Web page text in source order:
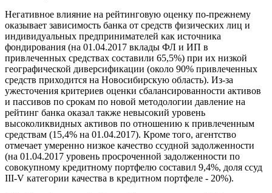
Негативное влияние на рейтинговую оценку по-прежнему
оказывает зависимость банка от средств физических лиц и
индивидуальных предпринимателей как источника
фондирования (на 01.04.2017 вклады ФЛ и ИП в
привлеченных средствах составили 65,5%) при их низкой
географической диверсификации (около 90% привлеченных
средств приходится на Новосибирскую область). Из-за
ужесточения критериев оценки сбалансированности активов
и пассивов по срокам по новой методологии давление на
рейтинг банка оказал также невысокий уровень
высоколиквидных активов по отношению к привлеченным
средствам (15,4% на 01.04.2017). Кроме того, агентство
отмечает умеренно низкое качество ссудной задолженности
(на 01.04.2017 уровень просроченной задолженности по
совокупному кредитному портфелю составил 9,4%, доля ссуд
III-V категории качества в кредитном портфеле - 20%).